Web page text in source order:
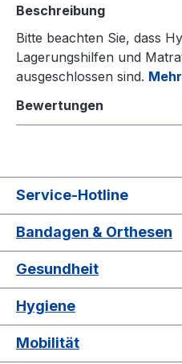
Beschreibung
Bitte beachten Sie, dass
Lagerungshilfen und
ausgeschlossen sind. Mehr
Bewertungen
Service-Hotline
Bandagen & Orthesen
Gesundheit
Hygiene
Mobilität